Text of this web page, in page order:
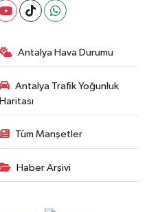
Antalya Hava Durumu
Antalya Trafik Yoğunluk
Haritası
Tüm Manşetler
Haber Arşivi